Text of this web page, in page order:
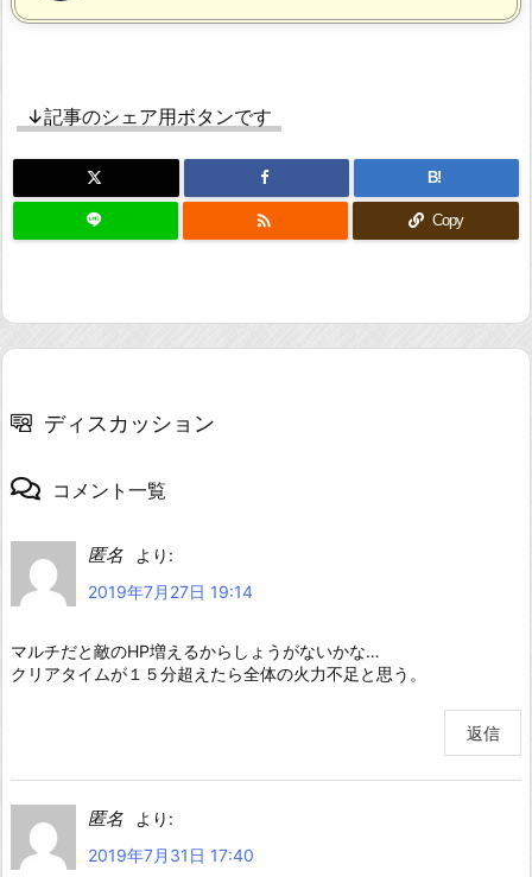
↓記事のシェア用ボタンです
B!
 Copy
ディスカッション
コメント一覧
匿名
より:
2019年7月27日 19:14
マルチだと敵のHP増えるからしょうがないかな…
クリアタイムが１５分超えたら全体の火力不足と思う。
返信
匿名
より:
2019年7月31日 17:40